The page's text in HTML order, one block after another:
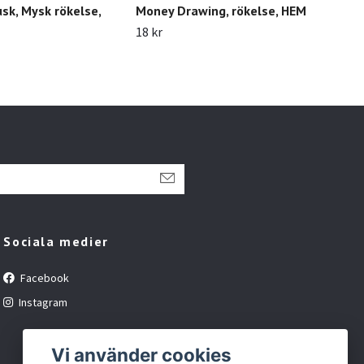
Mysk rökelse,
Money Drawing, rökelse, HEM
18 kr
Sociala medier
Facebook
Instagram
Vi använder cookies